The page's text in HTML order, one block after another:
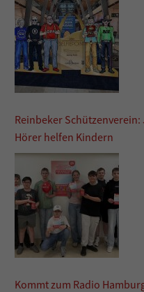
Reinbeker
Hörer helfen Kindern
Kommt zum Radio